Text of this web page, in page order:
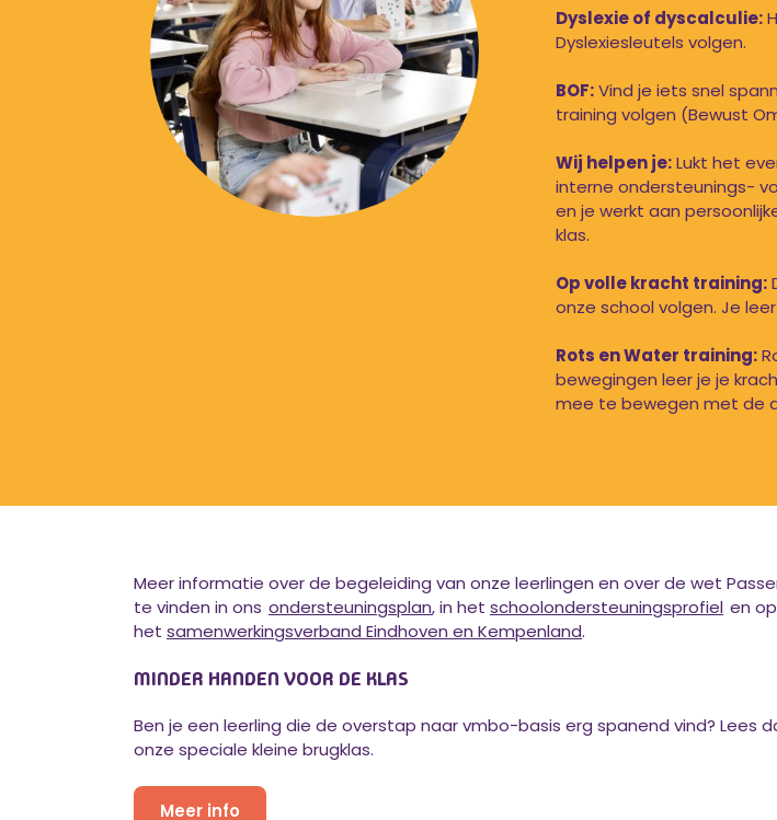
Dyslexie of dyscalculie:
Dyslexiesleutels volgen.
BOF:Vind je iets snel
training volgen (Bewust
Wij helpen je:Lukt het
interne ondersteunings-
en je werkt aan
klas.
Op volle kracht training:
onze school volgen. Je
Rots en Water training:
bewegingen leer je je
mee te bewegen met de
Meer informatie over de begeleiding van onze leerlingen en over de wet
te vinden in ons ondersteuningsplan, in het schoolondersteuningsprofiel en
het samenwerkingsverband Eindhoven en Kempenland.
MINDER HANDEN VOOR DE KLAS
Ben je een leerling die de overstap naar vmbo-basis erg spanend vind? Lees
onze speciale kleine brugklas.
Meer info